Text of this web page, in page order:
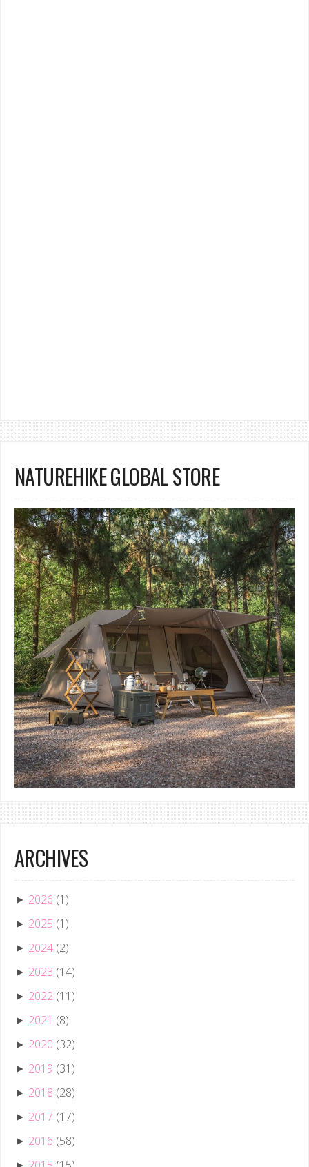
NATUREHIKE GLOBAL STORE
ARCHIVES
► 2026 (1)
► 2025 (1)
► 2024 (2)
► 2023 (14)
► 2022 (11)
► 2021 (8)
► 2020 (32)
► 2019 (31)
► 2018 (28)
► 2017 (17)
► 2016 (58)